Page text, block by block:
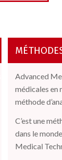
Advanced
médicales en
méthode
C’est une
dans le
Medical